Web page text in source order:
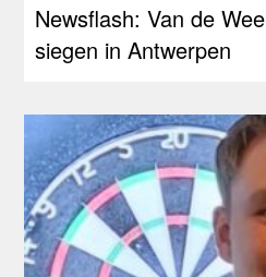
Newsflash: Van de
siegen in Antwerpen